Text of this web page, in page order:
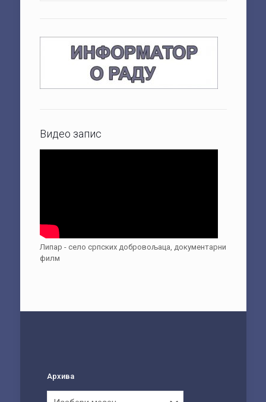
Видео запис
Липар - село српских добровољаца, документарни
филм
Архива